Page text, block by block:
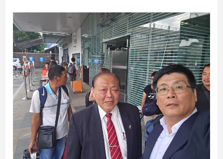
觀
點
兩
岸/
國
際
社
會/
地
方
新